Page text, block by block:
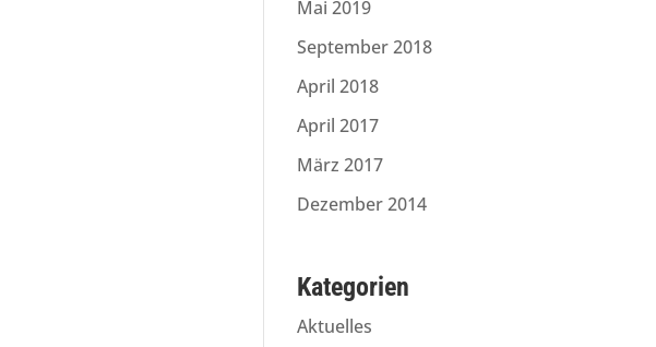
Mai 2019
September 2018
April 2018
April 2017
März 2017
Dezember 2014
Kategorien
Aktuelles